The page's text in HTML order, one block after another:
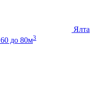
Ялта
до 80м3